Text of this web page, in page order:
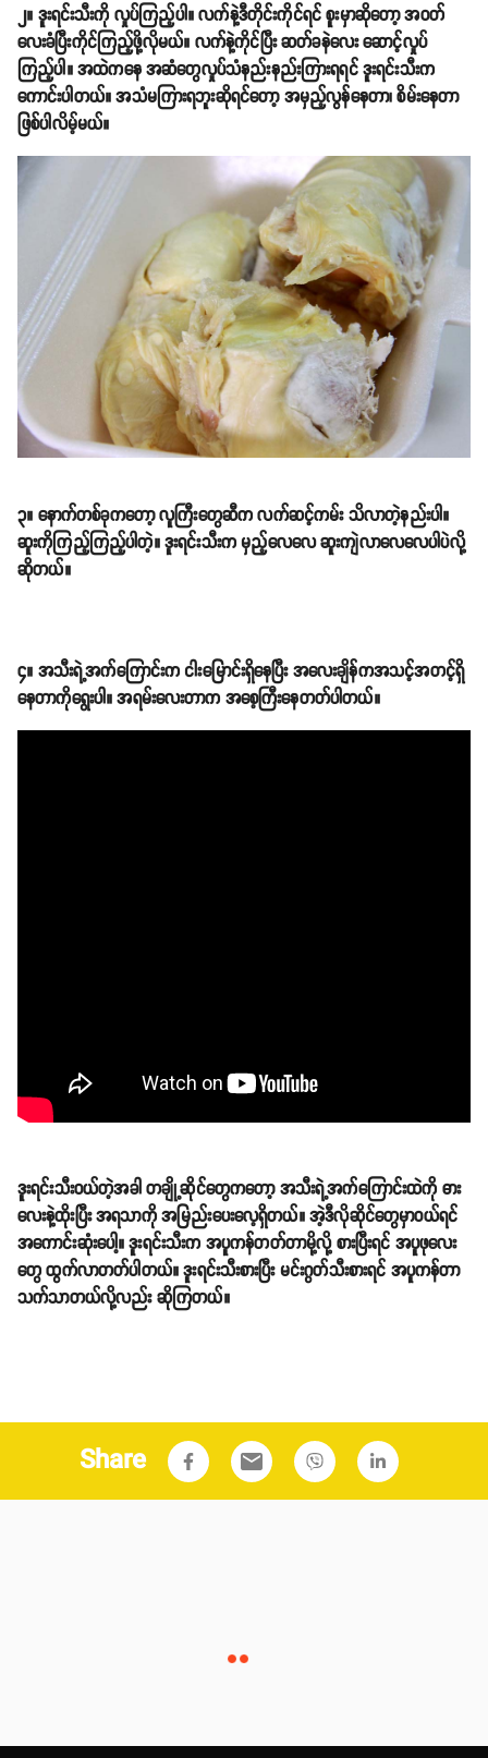
၂။ ဒူးရင်းသီးကို လှုပ်ကြည့်ပါ။ လက်နဲ့ဒီတိုင်းကိုင်ရင် စူးမှာဆိုတော့ အဝတ်
လေးခံပြီးကိုင်ကြည့်ဖို့လိုမယ်။ လက်နဲ့ကိုင်ပြီး ဆတ်ခနဲလေး ဆောင့်လှုပ်
ကြည့်ပါ။ အထဲကနေ အဆံတွေလှုပ်သံနည်းနည်းကြားရရင် ဒူးရင်းသီးက
ကောင်းပါတယ်။ အသံမကြားရဘူးဆိုရင်တော့ အမှည့်လွန်နေတာ၊ စိမ်းနေတာ
ဖြစ်ပါလိမ့်မယ်။
၃။ နောက်တစ်ခုကတော့ လူကြီးတွေဆီက လက်ဆင့်ကမ်း သိလာတဲ့နည်းပါ။
ဆူးကိုကြည့်ကြည့်ပါတဲ့။ ဒူးရင်းသီးက မှည့်လေလေ ဆူးကျဲလာလေလေပါပဲလို့
ဆိုတယ်။
၄။ အသီးရဲ့အက်ကြောင်းက ငါးမြောင်းရှိနေပြီး အလေးချိန်ကအသင့်အတင့်ရှိ
နေတာကိုရွေးပါ။ အရမ်းလေးတာက အစေ့ကြီးနေတတ်ပါတယ်။
ဒူးရင်းသီးဝယ်တဲ့အခါ တချို့ဆိုင်တွေကတော့ အသီးရဲ့အက်ကြောင်းထဲကို ဓား
လေးနဲ့ထိုးပြီး အရသာကို အမြည်းပေးလေ့ရှိတယ်။ အဲ့ဒီလိုဆိုင်တွေမှာဝယ်ရင်
အကောင်းဆုံးပေါ့။ ဒူးရင်းသီးက အပူကန်တတ်တာမို့လို့ စားပြီးရင် အပူဖုလေး
တွေ ထွက်လာတတ်ပါတယ်။ ဒူးရင်းသီးစားပြီး မင်းဂွတ်သီးစားရင် အပူကန်တာ
သက်သာတယ်လို့လည်း ဆိုကြတယ်။
Share email